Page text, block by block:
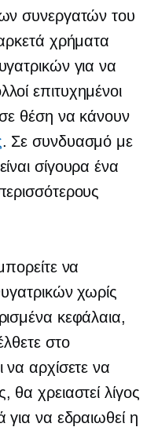
συνεργατών του
χρήματα
για να
επιτυχημένοι
σε θέση να κάνουν
. Σε συνδυασμό με
σίγουρα ένα
να
χωρίς
κεφάλαια,
στο
να αρχίσετε να
θα χρειαστεί λίγος
για να εδραιωθεί η